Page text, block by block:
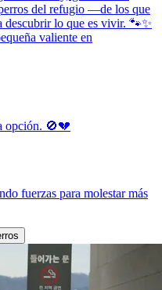
del refugio —de los que
descubrir lo que es vivir. 🐾✨
valiente en
opción. 🚫💔
fuerzas para molestar más